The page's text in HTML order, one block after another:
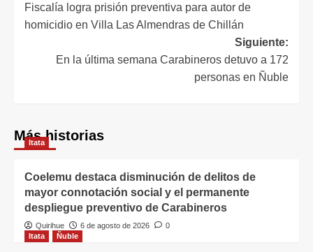
Fiscalía logra prisión preventiva para autor de
homicidio en Villa Las Almendras de Chillán
Siguiente:
En la última semana Carabineros detuvo a 172
personas en Ñuble
Más historias
Itata
Coelemu destaca disminución de delitos de
mayor connotación social y el permanente
despliegue preventivo de Carabineros
Quirihue 6 de agosto de 2026
0
Itata
Ñuble